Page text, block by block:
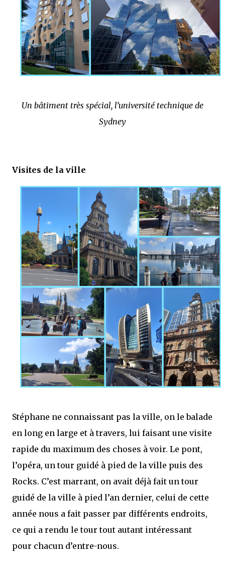
Un bâtiment très spécial, l’université technique de
Sydney
Visites de la ville
Stéphane ne connaissant pas la ville, on le balade
en long en large et à travers, lui faisant une visite
rapide du maximum des choses à voir. Le pont,
l’opéra, un tour guidé à pied de la ville puis des
Rocks. C’est marrant, on avait déjà fait un tour
guidé de la ville à pied l’an dernier, celui de cette
année nous a fait passer par différents endroits,
ce qui a rendu le tour tout autant intéressant
pour chacun d’entre-nous.